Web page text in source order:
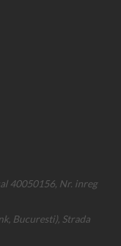
40050156, Nr. inreg
Bucuresti), Strada